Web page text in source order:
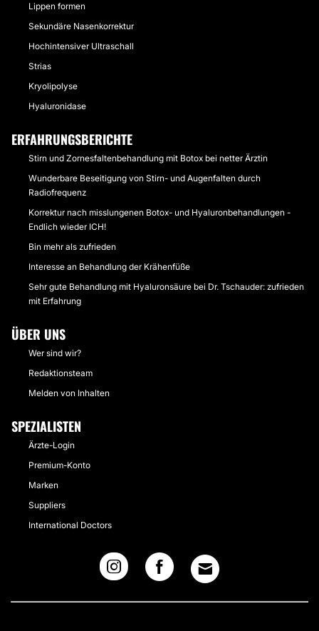
Lippen formen
Sekundäre Nasenkorrektur
Hochintensiver Ultraschall
Strias
Kryolipolyse
Hyaluronidase
ERFAHRUNGSBERICHTE
Stirn und Zornesfaltenbehandlung mit Botox bei netter Ärztin
Wunderbare Beseitigung von Stirn- und Augenfalten durch
Radiofrequenz
Korrektur nach misslungenen Botox- und Hyaluronbehandlungen -
Endlich wieder ICH!
Bin mehr als zufrieden
Interesse an Behandlung der Krähenfüße
Sehr gute Behandlung mit Hyaluronsäure bei Dr. Tschauder: zufrieden
mit Erfahrung
ÜBER UNS
Wer sind wir?
Redaktionsteam
Melden von Inhalten
SPEZIALISTEN
Ärzte-Login
Premium-Konto
Marken
Suppliers
International Doctors